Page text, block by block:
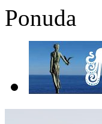
Ponuda